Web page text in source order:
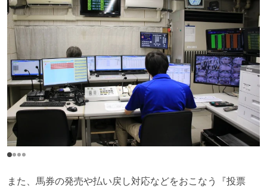
また、馬券の発売や払い戻し対応などをおこなう『投票